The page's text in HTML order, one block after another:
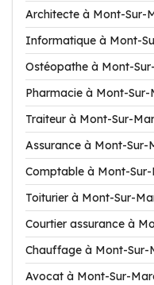
Architecte à Mont-Sur-
Informatique à Mont-
Ostéopathe à Mont-
Pharmacie à Mont-Sur-
Traiteur à Mont-Sur-
Assurance à Mont-Sur-
Comptable à Mont-
Toiturier à Mont-Sur-
Courtier assurance à
Chauffage à Mont-Sur-
Avocat à Mont-Sur-